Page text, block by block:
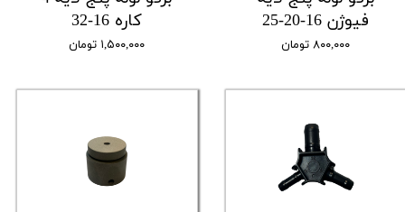
فیوژن 16-20-25
۸۰۰,۰۰۰ تومان
کاره 16-32
۱,۵۰۰,۰۰۰ تومان